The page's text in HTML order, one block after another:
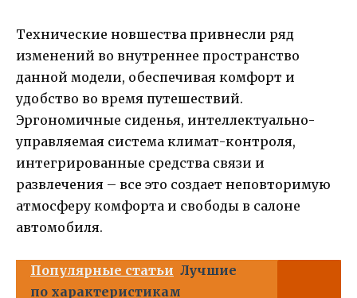
Технические новшества привнесли ряд
изменений во внутреннее пространство
данной модели, обеспечивая комфорт и
удобство во время путешествий.
Эргономичные сиденья, интеллектуально-
управляемая система климат-контроля,
интегрированные средства связи и
развлечения – все это создает неповторимую
атмосферу комфорта и свободы в салоне
автомобиля.
Популярные статьи Лучшие
по характеристикам